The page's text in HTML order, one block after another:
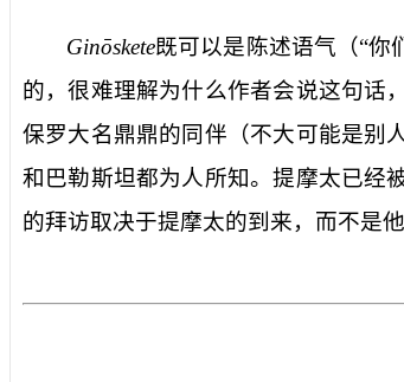
Ginōskete既可以是陈述语气（“你
的，很难理解为什么作者会说这句话
保罗大名鼎鼎的同伴（不大可能是别
和巴勒斯坦都为人所知。提摩太已经
的拜访取决于提摩太的到来，而不是